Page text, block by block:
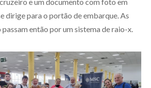
dirige para o portão de embarque. As
então por um sistema de raio-x.